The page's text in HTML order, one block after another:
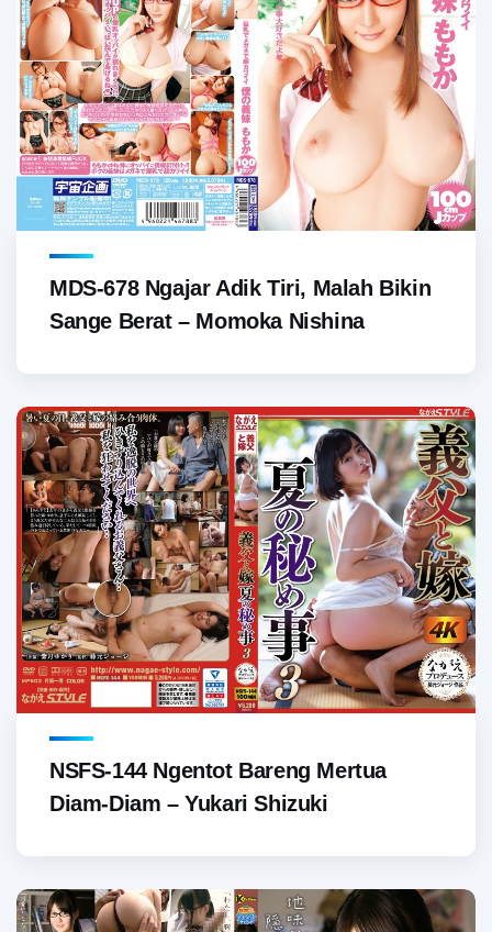
MDS-678 Ngajar Adik Tiri, Malah Bikin
Sange Berat – Momoka Nishina
NSFS-144 Ngentot Bareng Mertua
Diam-Diam – Yukari Shizuki